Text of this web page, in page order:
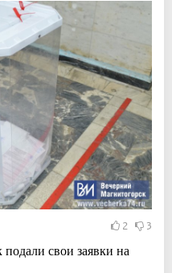
2 3
подали свои заявки на